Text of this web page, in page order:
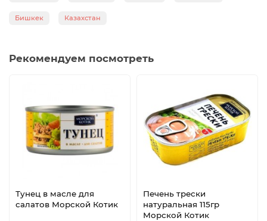
Бишкек Казахстан
Рекомендуем посмотреть
Тунец в масле для
салатов Морской Котик
Печень трески
натуральная 115гр
Морской Котик